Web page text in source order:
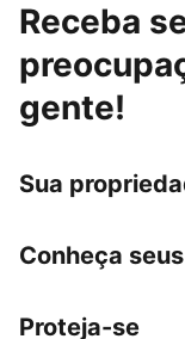
Receba
gente!
Sua
Conheça
Proteja-se